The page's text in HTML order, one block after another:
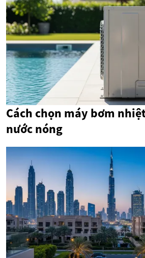
Cách chọn máy bơm
nước nóng